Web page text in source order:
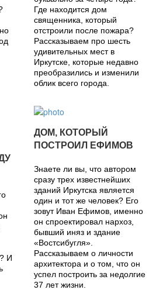
Где находится дом
священника, который
отстроили после пожара?
Рассказываем про шесть
удивительных мест в
Иркутске, которые недавно
преобразились и изменили
облик всего города.
И
ДОМ, КОТОРЫЙ
ПОСТРОИЛ ЕФИМОВ
Знаете ли вы, что автором
сразу трех известнейших
зданий Иркутска является
один и тот же человек? Его
зовут Иван Ефимов, именно
он спроектировал нархоз,
бывший иняз и здание
«Востсибугля».
Рассказываем о личности
архитектора и о том, что он
успел построить за недолгие
37 лет жизни.